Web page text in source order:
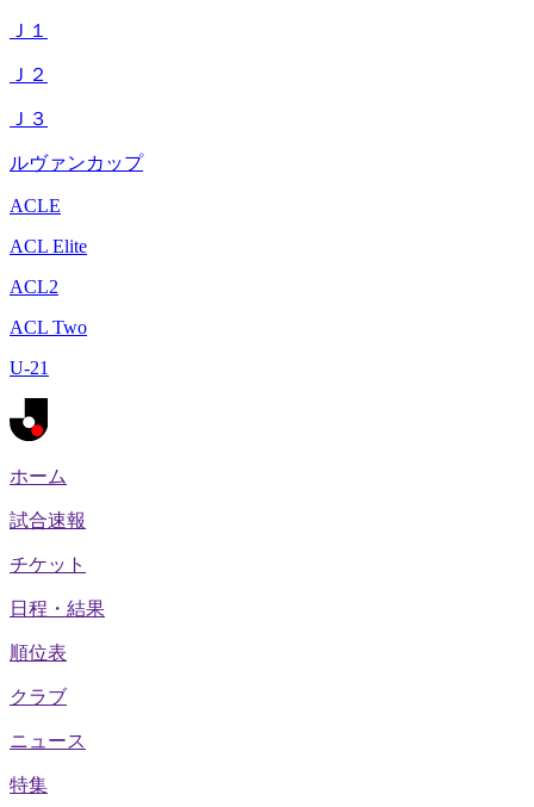
Ｊ１
Ｊ２
Ｊ３
ルヴァンカップ
ACLE
ACL Elite
ACL2
ACL Two
U-21
ホーム
試合速報
チケット
日程・結果
順位表
クラブ
ニュース
特集